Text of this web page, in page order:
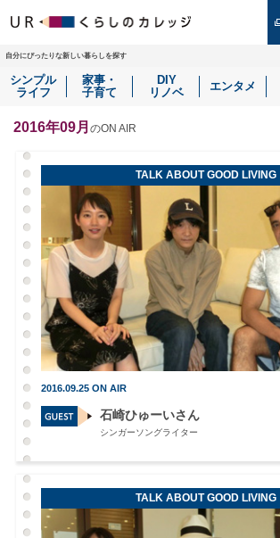
自分にぴったりな新しい暮らしを探す
シンプル
ライフ
家事・
子育て
DIY
リノベ
エンタメ
2016年09月 のON AIR
TALK ABOUT GOOD LIVING
2016.09.25 ON AIR
石崎ひゅーいさん
シンガーソングライター
TALK ABOUT GOOD LIVING